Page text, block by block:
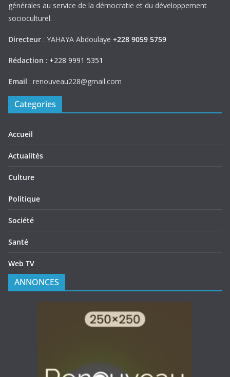
générales au service de la démocratie et du développement
socioculturel.
Directeur : YAHAYA Abdoulaye +228 9059 5759
Rédaction : +228 9991 5351
Email : renouveau228@gmail.com
Categories
Accueil
Actualités
Culture
Politique
Société
Santé
Web TV
ANNONCES